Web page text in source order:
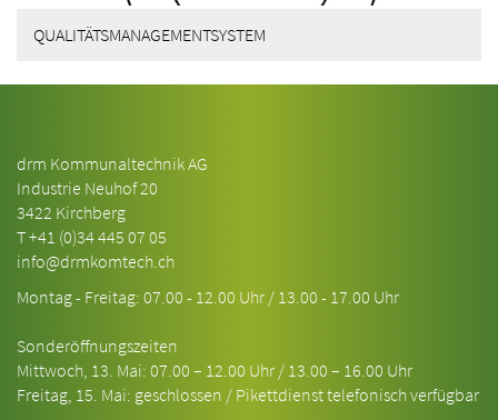
QUALITÄTSMANAGEMENTSYSTEM
drm Kommunaltechnik AG
Industrie Neuhof 20
3422 Kirchberg
T+41 (0)34 445 07 05
info@drmkomtech.ch
Montag - Freitag: 07.00 - 12.00 Uhr / 13.00 - 17.00 Uhr
Sonderöffnungszeiten
Mittwoch, 13. Mai: 07.00 – 12.00 Uhr / 13.00 – 16.00 Uhr
Freitag, 15. Mai: geschlossen / Pikettdienst telefonisch verfügbar